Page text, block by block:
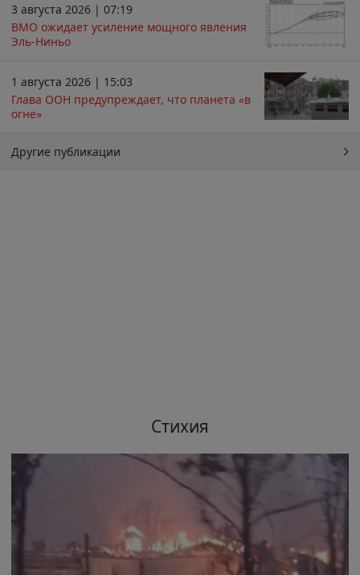
3 августа 2026 | 07:19
ВМО ожидает усиление мощного явления
Эль-Ниньо
1 августа 2026 | 15:03
Глава ООН предупреждает, что планета «в
огне»
Другие публикации
Стихия